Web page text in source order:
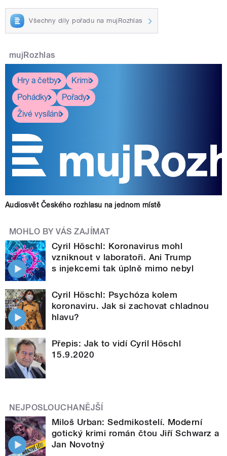
Všechny díly pořadu na mujRozhlas
mujRozhlas
Hry a četby
Krimi
Pohádky
Pořady
Živé vysílání
Audiosvět Českého rozhlasu na jednom místě
MOHLO BY VÁS ZAJÍMAT
Cyril Höschl: Koronavirus mohl
vzniknout v laboratoři. Ani Trump
s injekcemi tak úplně mimo nebyl
Cyril Höschl: Psychóza kolem
koronaviru. Jak si zachovat chladnou
hlavu?
Přepis: Jak to vidí Cyril Höschl
15.9.2020
NEJPOSLOUCHANĚJŠÍ
Miloš Urban: Sedmikostelí. Moderní
gotický krimi román čtou Jiří Schwarz a
Jan Novotný